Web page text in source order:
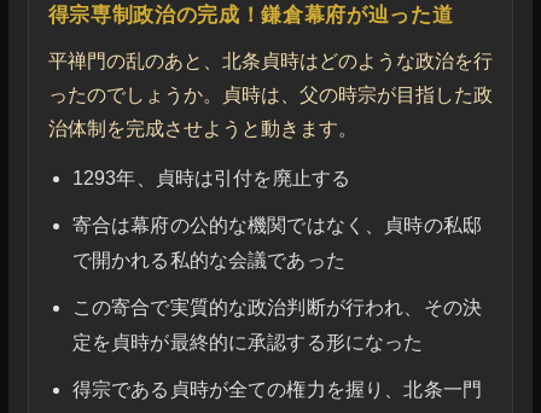
得宗専制政治の完成！鎌倉幕府が辿った道
平禅門の乱のあと、北条貞時はどのような政治を行
ったのでしょうか。貞時は、父の時宗が目指した政
治体制を完成させようと動きます。
1293年、貞時は引付を廃止する
寄合は幕府の公的な機関ではなく、貞時の私邸
で開かれる私的な会議であった
この寄合で実質的な政治判断が行われ、その決
定を貞時が最終的に承認する形になった
得宗である貞時が全ての権力を握り、北条一門